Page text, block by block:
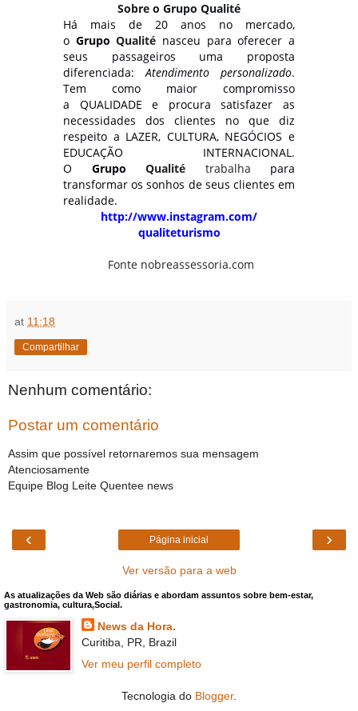
Sobre o Grupo Qualité
Há mais de 20 anos no mercado,
o GrupoQualité nasceu para oferecer a
seus passageiros uma proposta
diferenciada:Atendimento personalizado.
Tem como maior compromisso
a
QUALIDADE e procura satisfazer as
necessidades dos clientes no que diz
respeito a LAZER, CULTURA, NEGÓCIOS e
EDUCAÇÃO INTERNACIONAL.
O Grupo Qualité trabalha para
transformar os sonhos de seus clientes em
realidade.
http://www.instagram.com/
qualiteturismo
Fonte nobreassessoria.com
at 11:18
Compartilhar
Nenhum comentário:
Postar um comentário
Assim que possível retornaremos sua mensagem
Atenciosamente
Equipe Blog Leite Quentee news
‹ ›
Página inicial
Ver versão para a web
As atualizações da Web são diárias e abordam assuntos sobre bem-estar,
gastronomia, cultura,Social.
News da Hora.
Curitiba, PR, Brazil
Ver meu perfil completo
Tecnologia do Blogger.